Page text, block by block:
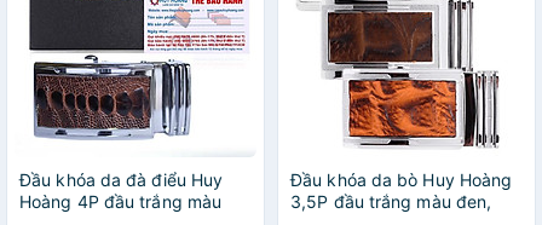
Đầu khóa da đà điểu Huy
Hoàng 4P đầu trắng màu
Đầu khóa da bò Huy Hoàng
3,5P đầu trắng màu đen,